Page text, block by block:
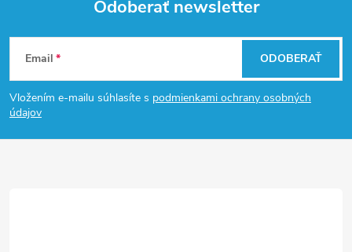
Z
á
p
Odoberať newsletter
Email
Vložením e-mailu súhlasíte s podmienkami ochrany osobných
údajov
ODOBERAŤ